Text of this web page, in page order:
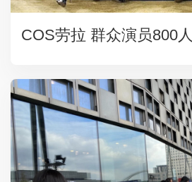
COS劳拉 群众演员800人